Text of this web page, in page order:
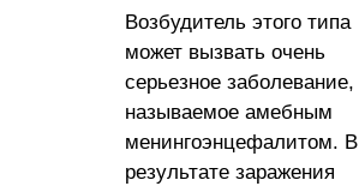
Возбудитель этого типа
может вызвать очень
серьезное заболевание,
называемое амебным
менингоэнцефалитом. В
результате заражения